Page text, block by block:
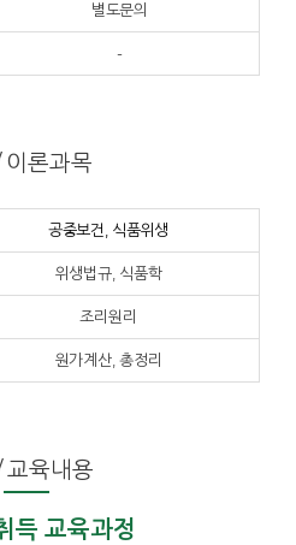
별도문의
-
론과목
공중보건, 식품위생
위생법규, 식품학
조리원리
원가계산, 총정리
육내용
득 교육과정